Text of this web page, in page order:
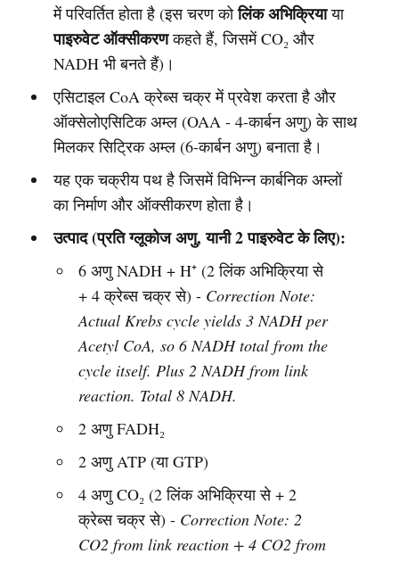
में परिवर्तित होता है (इस चरण कोलिंक अभिक्रियाया
पाइरुवेट ऑक्सीकरणकहते हैं, जिसमें CO₂ और
NADH भी बनते हैं)।
एसिटाइल CoA क्रेब्स चक्र में प्रवेश करता है और
ऑक्सेलोएसिटिक अम्ल (OAA - 4-कार्बन अणु) के साथ
मिलकर सिट्रिक अम्ल (6-कार्बन अणु) बनाता है।
यह एक चक्रीय पथ है जिसमें विभिन्न कार्बनिक अम्लों
का निर्माण और ऑक्सीकरण होता है।
उत्पाद (प्रति ग्लूकोज अणु, यानी 2 पाइरुवेट के लिए):
6 अणु NADH + H⁺ (2 लिंक अभिक्रिया से
+ 4 क्रेब्स चक्र से) - Correction Note:
Actual Krebs cycle yields 3 NADH per
Acetyl CoA, so 6 NADH total from the
cycle itself. Plus 2 NADH from link
reaction. Total 8 NADH.
2 अणु FADH₂
2 अणु ATP (या GTP)
4 अणु CO₂ (2 लिंक अभिक्रिया से + 2
क्रेब्स चक्र से) - Correction Note: 2
CO2 from link reaction + 4 CO2 from